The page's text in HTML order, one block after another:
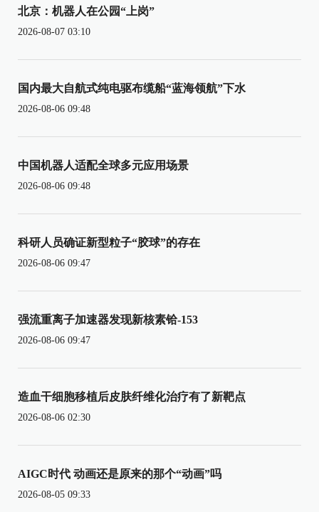
北京：机器人在公园“上岗”
2026-08-07 03:10
国内最大自航式纯电驱布缆船“蓝海领航”下水
2026-08-06 09:48
中国机器人适配全球多元应用场景
2026-08-06 09:48
科研人员确证新型粒子“胶球”的存在
2026-08-06 09:47
强流重离子加速器发现新核素铪-153
2026-08-06 09:47
造血干细胞移植后皮肤纤维化治疗有了新靶点
2026-08-06 02:30
AIGC时代 动画还是原来的那个“动画”吗
2026-08-05 09:33